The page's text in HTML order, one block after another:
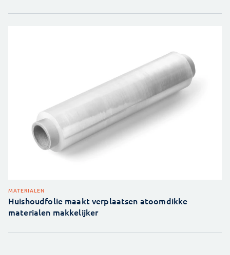
MATERIALEN
Huishoudfolie maakt verplaatsen atoomdikke
materialen makkelijker